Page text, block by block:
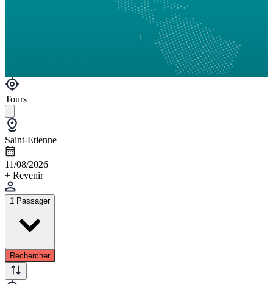
Tours
Saint-Etienne
11/08/2026
+ Revenir
1 Passager
Rechercher